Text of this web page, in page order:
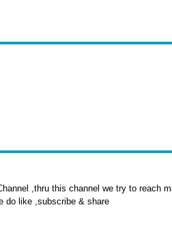
,thru this channel we try to reach
do like ,subscribe & share